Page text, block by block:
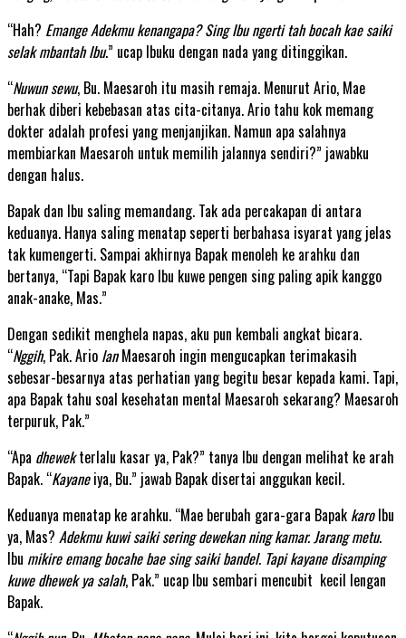
“Hah? Emange Adekmu kenangapa? Sing Ibu ngerti tah bocah kae saiki
selak mbantah Ibu.” ucap Ibuku dengan nada yang ditinggikan.
“Nuwun sewu, Bu. Maesaroh itu masih remaja. Menurut Ario, Mae
berhak diberi kebebasan atas cita-citanya. Ario tahu kok memang
dokter adalah profesi yang menjanjikan. Namun apa salahnya
membiarkan Maesaroh untuk memilih jalannya sendiri?” jawabku
dengan halus.
Bapak dan Ibu saling memandang. Tak ada percakapan di antara
keduanya. Hanya saling menatap seperti berbahasa isyarat yang jelas
tak kumengerti. Sampai akhirnya Bapak menoleh ke arahku dan
bertanya, “Tapi Bapak karo Ibu kuwe pengen sing paling apik kanggo
anak-anake, Mas.”
Dengan sedikit menghela napas, aku pun kembali angkat bicara.
“Nggih, Pak. Ario lanMaesaroh ingin mengucapkan terimakasih
sebesar-besarnya atas perhatian yang begitu besar kepada kami. Tapi,
apa Bapak tahu soal kesehatan mental Maesaroh sekarang? Maesaroh
terpuruk, Pak.”
“Apa dhewekterlalu kasar ya, Pak?” tanya Ibu dengan melihat ke arah
Bapak. “Kayaneiya, Bu.” jawab Bapak disertai anggukan kecil.
Keduanya menatap ke arahku. “Mae berubah gara-gara Bapak karoIbu
ya, Mas? Adekmu kuwi saiki sering dewekan ning kamar. Jarang metu.
Ibu mikire emang bocahe bae sing saiki bandel. Tapi kayane disamping
kuwe dhewek ya salah, Pak.” ucap Ibu sembari mencubit kecil lengan
Bapak.